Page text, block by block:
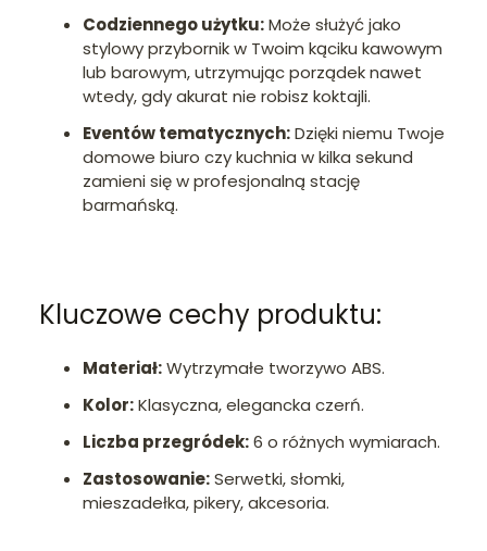
Codziennego użytku:Może służyć jako
stylowy przybornik w Twoim kąciku kawowym
lub barowym, utrzymując porządek nawet
wtedy, gdy akurat nie robisz koktajli.
Eventów tematycznych:Dzięki niemu Twoje
domowe biuro czy kuchnia w kilka sekund
zamieni się w profesjonalną stację
barmańską.
Kluczowe cechy produktu:
Materiał:Wytrzymałe tworzywo ABS.
Kolor:Klasyczna, elegancka czerń.
Liczba przegródek:6 o różnych wymiarach.
Zastosowanie:Serwetki, słomki,
mieszadełka, pikery, akcesoria.